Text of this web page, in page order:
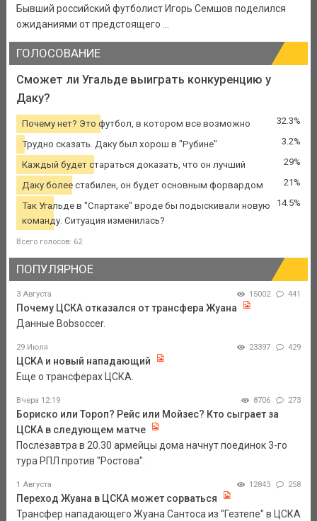
Бывший российский футболист Игорь Семшов поделился
ожиданиями от предстоящего ...
ГОЛОСОВАНИЕ
Сможет ли Угальде выиграть конкуренцию у
Даку?
Почему нет? Это футбол, в котором все возможно 32.3%
Трудно сказать. Даку был хорош в "Рубине" 3.2%
Каждый будет стараться доказать, что он лучший 29%
Даку более стабилен, он будет основным форвардом 21%
Так Угальде в "Спартаке" вроде бы подыскивали новую
команду. Ситуация изменилась?
14.5%
Всего голосов: 62
ПОПУЛЯРНОЕ
3 Августа 15002 441
Почему ЦСКА отказался от трансфера Жуана
Данные Bobsoccer.
29 Июля 23397 429
ЦСКА и новый нападающий
Еще о трансферах ЦСКА.
Вчера 12:19 8706 273
Бориско или Тороп? Рейс или Мойзес? Кто сыграет за
ЦСКА в следующем матче
Послезавтра в 20.30 армейцы дома начнут поединок 3-го
тура РПЛ против "Ростова".
1 Августа 12843 258
Переход Жуана в ЦСКА может сорваться
Трансфер нападающего Жуана Сантоса из "Гезтепе" в ЦСКА